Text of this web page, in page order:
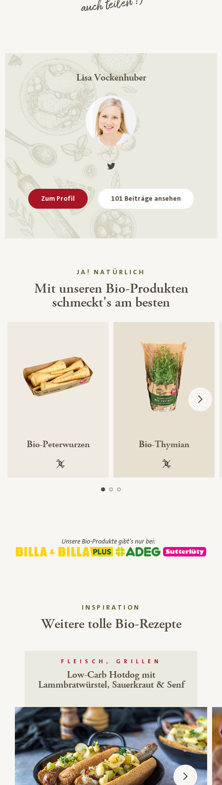
auch teilen :)
Lisa Vockenhuber
Zum Profil 101 Beiträge ansehen
JA! NATÜRLICH
Mit unseren Bio-Produkten
schmeckt's am besten
Bio-Peterwurzen
100 % gentechnikfrei
Bio-Thymian
100 %
Unsere Bio-Produkte gibt's nur bei:
INSPIRATION
Weitere tolle Bio-Rezepte
FLEISCH, GRILLEN
Low-Carb Hotdog mit
Lammbratwürstel, Sauerkraut & Senf